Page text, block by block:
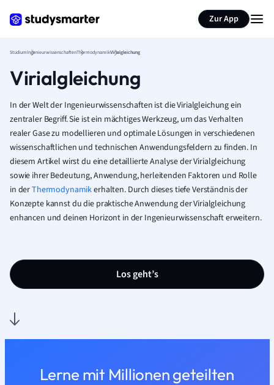
Zur App
StudiumIngenieurwissenschaftenThermodynamikVirialgleichung
Virialgleichung
In der Welt der Ingenieurwissenschaften ist die Virialgleichung ein
zentraler Begriff. Sie ist ein mächtiges Werkzeug, um das Verhalten
realer Gase zu modellieren und optimale Lösungen in verschiedenen
wissenschaftlichen und technischen Anwendungsfeldern zu finden. In
diesem Artikel wirst du eine detaillierte Analyse der Virialgleichung
sowie ihrer Bedeutung, Anwendung, herleitenden Faktoren und Rolle
in derThermodynamikerhalten. Durch dieses tiefe Verständnis der
Konzepte kannst du die praktische Anwendung der Virialgleichung
enhancen und deinen Horizont in der Ingenieurwissenschaft erweitern.
Los geht’s
Lerne mit Millionen geteilten